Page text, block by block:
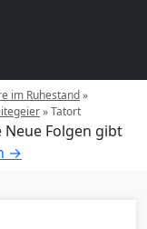
im Ruhestand»
»Tatort
Neue Folgen gibt
→